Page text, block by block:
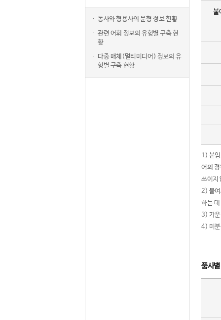
동사와 형용사의 문형 정보 현황
관련 어휘 정보의 유형별 구축 현
황
다중 매체(멀티미디어) 정보의 유
형별 구축 현황
붙
1) 붙
어의
쓰이지
2) 붙여
하는
3) 가운
4) 미분
품사